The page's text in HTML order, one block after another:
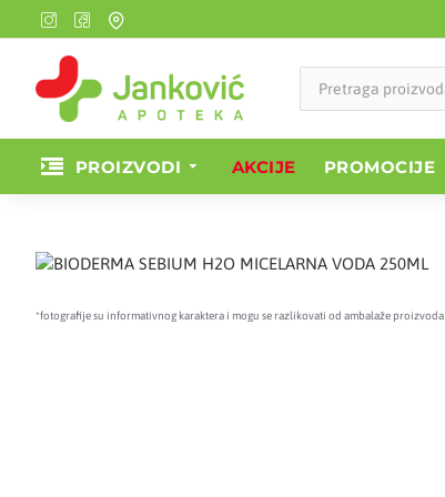
PROIZVODI AKCIJE PROMOCIJE
*fotografije su informativnog karaktera i mogu se razlikovati od ambalaže proizvoda